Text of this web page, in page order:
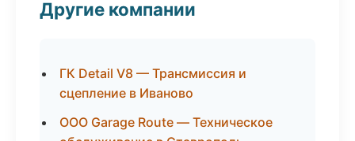
Другие компании
ГК Detail V8 — Трансмиссия и
сцепление в Иваново
ООО Garage Route — Техническое